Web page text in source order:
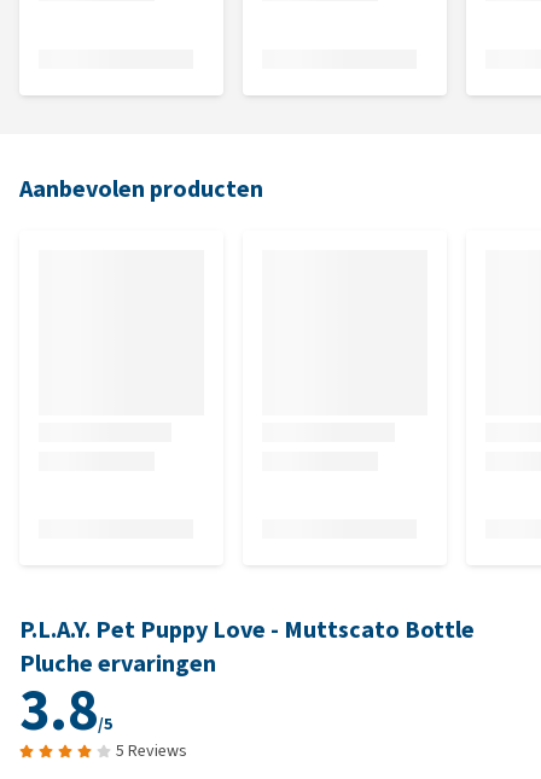
Aanbevolen producten
P.L.A.Y. Pet Puppy Love - Muttscato Bottle
Pluche ervaringen
3.8/5
5 Reviews